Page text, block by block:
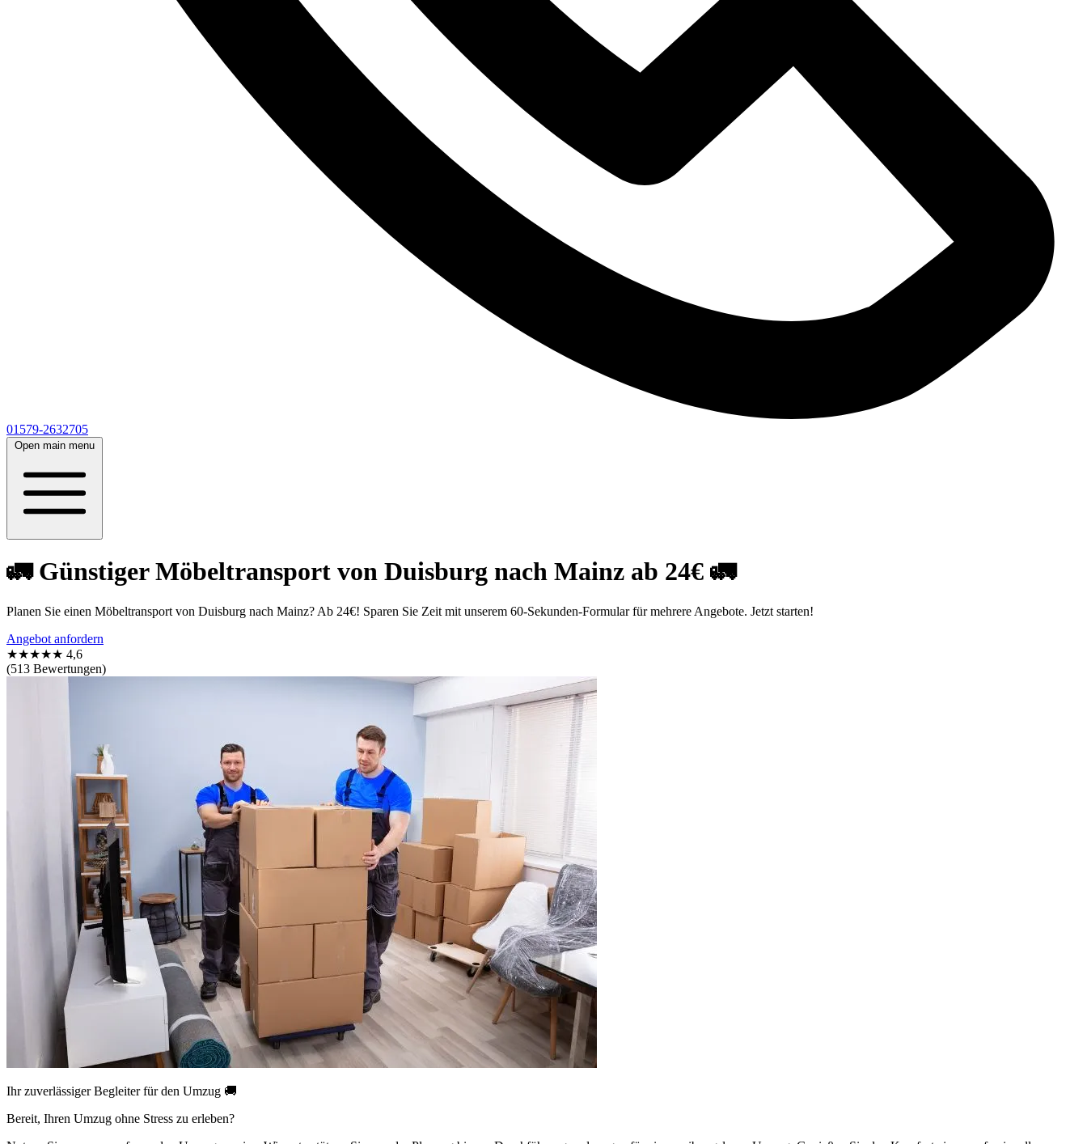
01579-2632705
Open main menu
🚛 Günstiger Möbeltransport von Duisburg nach Mainz ab 24€ 🚛
Planen Sie einen Möbeltransport von Duisburg nach Mainz? Ab 24€! Sparen Sie Zeit mit unserem 60-Sekunden-Formular für mehrere Angebote. Jetzt starten!
Angebot anfordern
★★★★★ 4,6
(513 Bewertungen)
Ihr zuverlässiger Begleiter für den Umzug 🚚
Bereit, Ihren Umzug ohne Stress zu erleben?